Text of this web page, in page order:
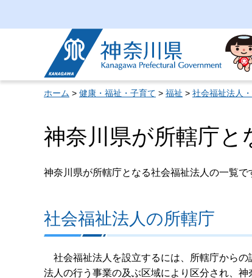
神奈川県
ホーム > 健康・福祉・子育て > 福祉 > 社会福祉法人
神奈川県が所轄庁と
神奈川県が所轄庁となる社会福祉法人の一覧で
社会福祉法人の所轄庁
社会福祉法人を設立するには、所轄庁からの
法人の行う事業の及ぶ区域により区分され、